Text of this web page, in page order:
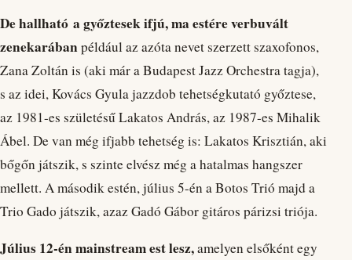
De hallható a győztesek ifjú, ma estére verbuvált
zenekarábanpéldául az azóta nevet szerzett szaxofonos,
Zana Zoltán is (aki már a Budapest Jazz Orchestra tagja),
s az idei, Kovács Gyula jazzdob tehetségkutató győztese,
az 1981-es születésű Lakatos András, az 1987-es Mihalik
Ábel. De van még ifjabb tehetség is: Lakatos Krisztián, aki
bőgőn játszik, s szinte elvész még a hatalmas hangszer
mellett. A második estén, július 5-én a Botos Trió majd a
Trio Gado játszik, azaz Gadó Gábor gitáros párizsi triója.
Július 12-én mainstream est lesz,amelyen elsőként egy